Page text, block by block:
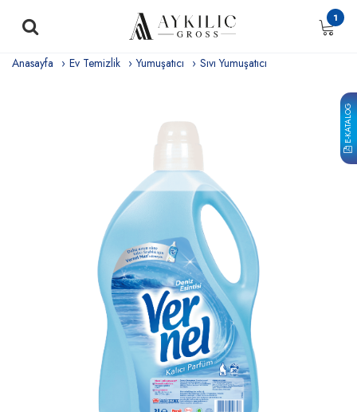
E-KATALOG
1
Anasayfa Ev Temizlik Yumuşatıcı Sıvı Yumuşatıcı